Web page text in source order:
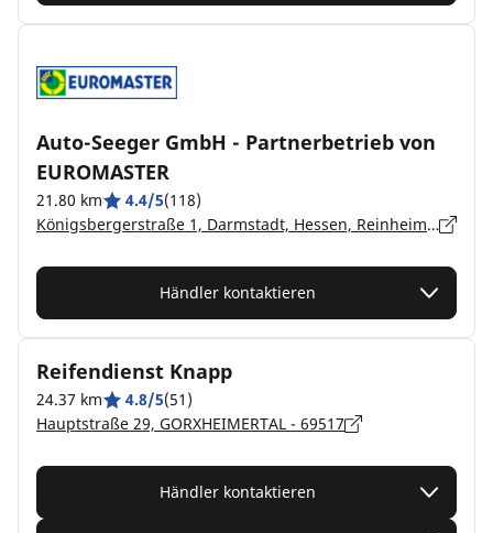
Auto-Seeger GmbH - Partnerbetrieb von
EUROMASTER
21.80 km 4.4/5(118)
Königsbergerstraße 1, Darmstadt, Hessen, Reinheim - 64354
Händler kontaktieren
Reifendienst Knapp
24.37 km 4.8/5(51)
Hauptstraße 29, GORXHEIMERTAL - 69517
Händler kontaktieren